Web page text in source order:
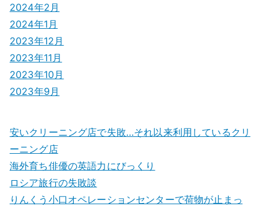
2024年2月
2024年1月
2023年12月
2023年11月
2023年10月
2023年9月
安いクリーニング店で失敗…それ以来利用しているクリ
ーニング店
海外育ち俳優の英語力にびっくり
ロシア旅行の失敗談
りんくう小口オペレーションセンターで荷物が止まっ